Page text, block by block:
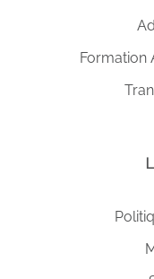
Formation